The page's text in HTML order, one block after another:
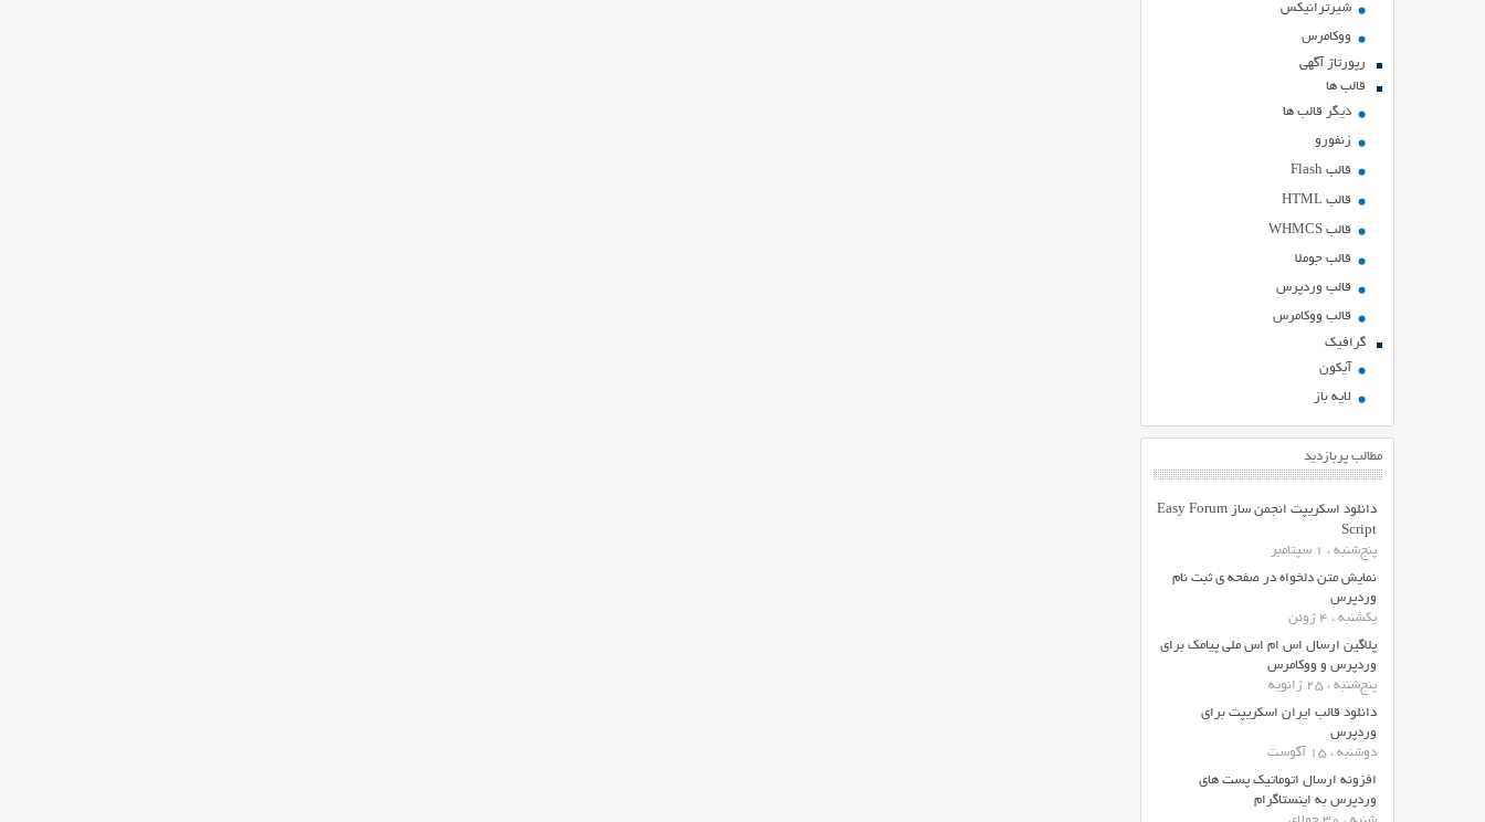
شیرترانیکس
ووکامرس
رپورتاژ آگهی
قالب ها
دیگر قالب ها
زنفورو
قالب Flash
قالب HTML
قالب WHMCS
قالب جوملا
قالب وردپرس
قالب ووکامرس
گرافیک
آیکون
لایه باز
مطالب پربازدید
دانلود اسکریپت انجمن ساز Easy Forum
Script
پنج‌شنبه ، 1 سپتامبر
نمایش متن دلخواه در صفحه ی ثبت نام
وردپرس
یکشنبه ، 4 ژوئن
پلاگین ارسال اس ام اس ملی پیامک برای
وردپرس و ووکامرس
پنج‌شنبه ، 25 ژانویه
دانلود قالب ایران اسکریپت برای
وردپرس
دوشنبه ، 15 آگوست
افزونه ارسال اتوماتیک پست های
وردپرس به اینستاگرام